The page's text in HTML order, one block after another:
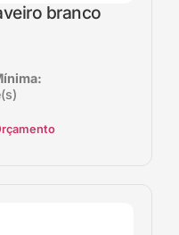
branco